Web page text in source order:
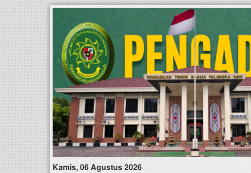
Kamis, 06 Agustus 2026